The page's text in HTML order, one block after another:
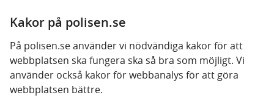
Kakor på polisen.se
På polisen.se använder vi nödvändiga kakor för att
webbplatsen ska fungera ska så bra som möjligt. Vi
använder också kakor för webbanalys för att göra
webbplatsen bättre.